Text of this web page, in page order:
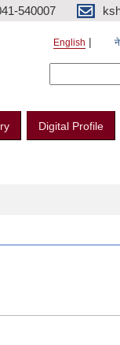
540007
English
Digital Profile